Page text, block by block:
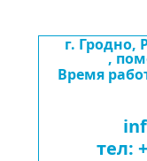
г. Гродно,
,
тел:
Время